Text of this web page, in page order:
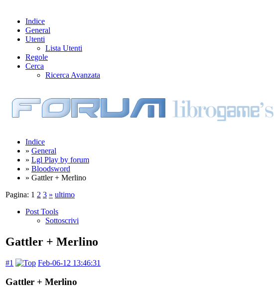
Indice
General
Utenti
Lista Utenti
Regole
Cerca
Ricerca Avanzata
Indice
» General
» Lgl Play by forum
» Bloodsword
» Gattler + Merlino
Pagina: 1 2 3 » ultimo
Post Tools
Sottoscrivi
Gattler + Merlino
#1 Feb-06-12 13:46:31
Gattler + Merlino